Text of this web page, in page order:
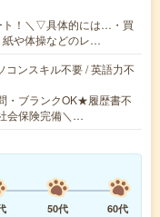
ト！＼▽具体的には…・買
紙や体操などのレ…
コンスキル不要 / 英語力不
・ブランクOK★履歴書不
会保険完備＼…
50代
60代